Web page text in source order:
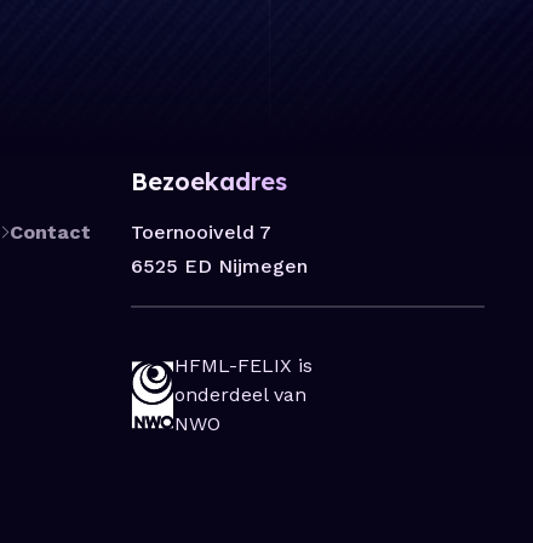
Bezoekadres
Toernooiveld 7
6525 ED Nijmegen
HFML-FELIX is
onderdeel van
NWO
Contact